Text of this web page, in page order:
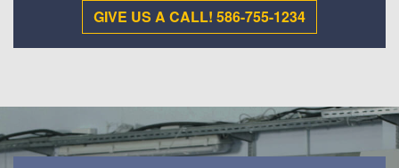
GIVE US A CALL! 586-755-1234